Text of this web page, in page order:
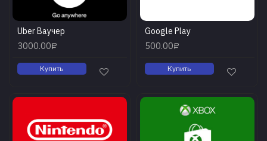
Uber Ваучер
3000.00₽
Купить
Google Play
500.00₽
Купить